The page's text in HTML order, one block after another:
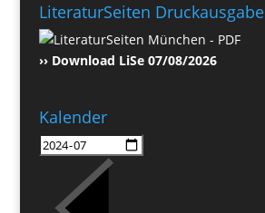
LiteraturSeiten Druckausgabe
›› Download LiSe 07/08/2026
Kalender